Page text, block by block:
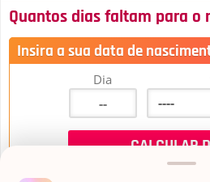
Quantos dias faltam para o
Insira a sua data de
Dia